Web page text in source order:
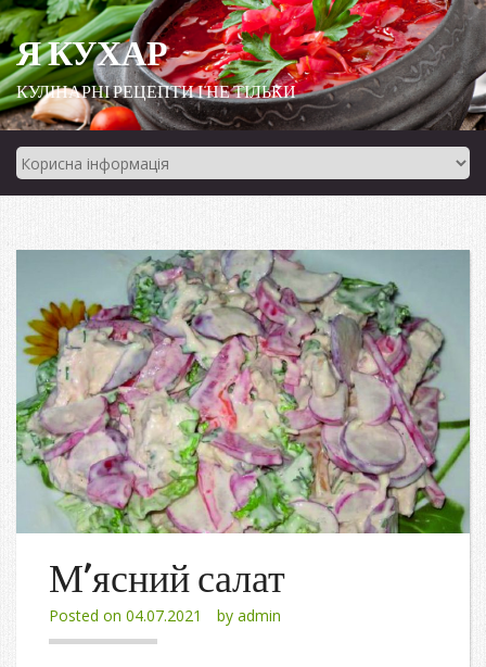
Я КУХАР
КУЛІНАРНІ РЕЦЕПТИ І НЕ ТІЛЬКИ
М’ясний салат
Posted on 04.07.2021 by admin